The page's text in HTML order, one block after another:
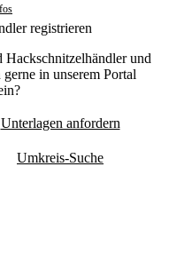
registrieren
Hackschnitzelhändler und
in unserem Portal
Unterlagen anfordern
Umkreis-Suche